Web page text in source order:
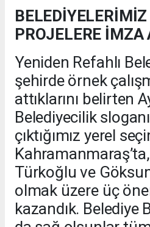
PROJELERE İMZA
Yeniden Refahlı
şehirde örnek
attıklarını belirten
Belediyecilik
çıktığımız yerel
Türkoğlu ve
olmak üzere üç
kazandık. Belediye